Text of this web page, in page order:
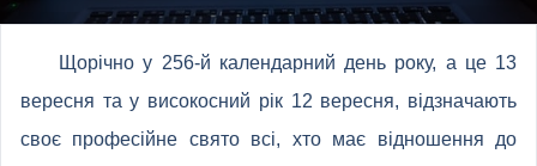
Щорічно у 256-й календарний день року, а це 13
вересня та у високосний рік 12 вересня, відзначають
своє професійне свято всі, хто має відношення до